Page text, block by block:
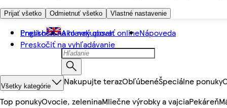
Prijať všetko Odmietnuť všetko Vlastné nastavenie
Preskočiť na hlavný obsah
Preskočiť na vyhľadávanie
English Ako nakupovať onlineNápoveda
Všetky kategórie Nakupujte terazObľúbenéŠpeciálne ponuky
Top ponukyOvocie, zeleninaMliečne výrobky a vajciaPekáreň